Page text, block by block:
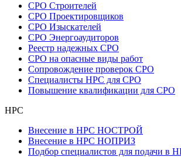
СРО Строителей
СРО Проектировщиков
СРО Изыскателей
СРО Энергоаудиторов
Реестр надежных СРО
СРО на опасные виды работ
Сопровождение проверок СРО
Специалисты НРС для СРО
Повышение квалификации для СРО
НРС
Внесение в НРС НОСТРОЙ
Внесение в НРС НОПРИЗ
Подбор специалистов для подачи в